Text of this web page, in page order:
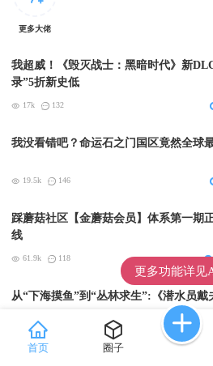
更多大佬
我超威！《毁灭战士：黑暗时代》新
录”5折新史低
17k 132
我没看错吧？命运石之门国区竟然全球
19.5k 146
踩蘑菇社区【金蘑菇会员】体系第一期
线
61.9k 118
从“下海摸鱼”到“丛林求生”:《潜水员戴
DLC《丛林》移动端定档8月14日
25.3k 游
首页 圈子
更多功能详见